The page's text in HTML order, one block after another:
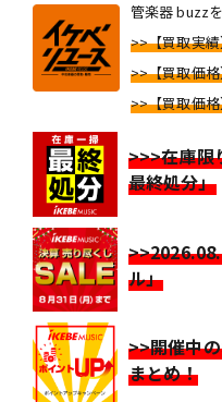
管楽器 buzz
>>【買取実
>>【買取価
>>【買取価
>>>在庫限
最終処分」
ル」
>>開催中
まとめ！